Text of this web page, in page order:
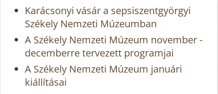
Karácsonyi vásár a sepsiszentgyörgyi
Székely Nemzeti Múzeumban
A Székely Nemzeti Múzeum november -
decemberre tervezett programjai
A Székely Nemzeti Múzeum januári
kiállításai